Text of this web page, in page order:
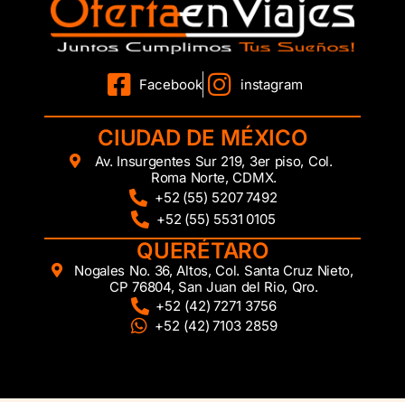
Facebook instagram
CIUDAD DE MÉXICO
Av. Insurgentes Sur 219, 3er piso, Col.
Roma Norte, CDMX.
+52 (55) 5207 7492
+52 (55) 5531 0105
QUERÉTARO
Nogales No. 36, Altos, Col. Santa Cruz Nieto,
CP 76804, San Juan del Rio, Qro.
+52 (42) 7271 3756
+52 (42) 7103 2859